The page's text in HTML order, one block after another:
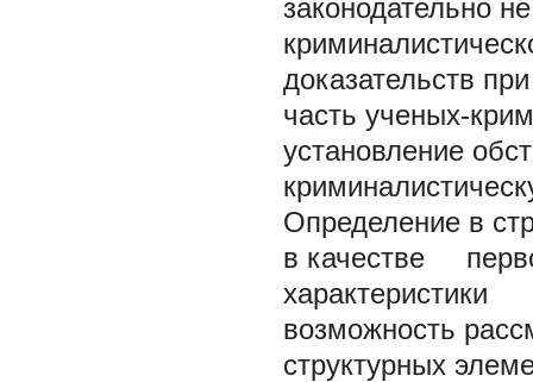
законодательно
доказательств
часть ученых-
установление
Определение в
в качестве
характеристики
возможность
структурных